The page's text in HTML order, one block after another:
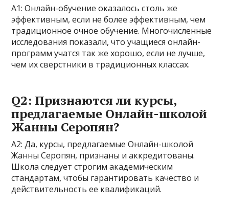
A1: Онлайн-обучение оказалось столь же
эффективным, если не более эффективным, чем
традиционное очное обучение. Многочисленные
исследования показали, что учащиеся онлайн-
программ учатся так же хорошо, если не лучше,
чем их сверстники в традиционных классах.
Q2: Признаются ли курсы,
предлагаемые Онлайн-школой
Жанны Серопян?
А2: Да, курсы, предлагаемые Онлайн-школой
Жанны Серопян, признаны и аккредитованы.
Школа следует строгим академическим
стандартам, чтобы гарантировать качество и
действительность ее квалификаций.